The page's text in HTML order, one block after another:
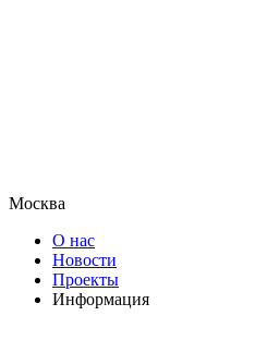
Москва
О нас
Новости
Проекты
Информация